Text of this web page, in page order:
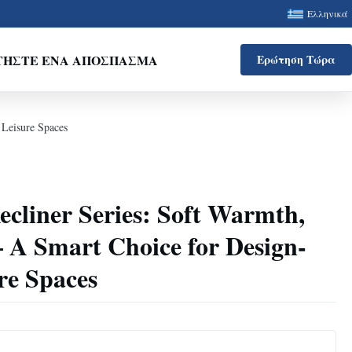
Ελληνικά
ΈΝΑ ΑΠΌΣΠΑΣΜΑ Ερώτηση Τώρα
Spaces
Series: Soft Warmth,
Smart Choice for Design-
Spaces